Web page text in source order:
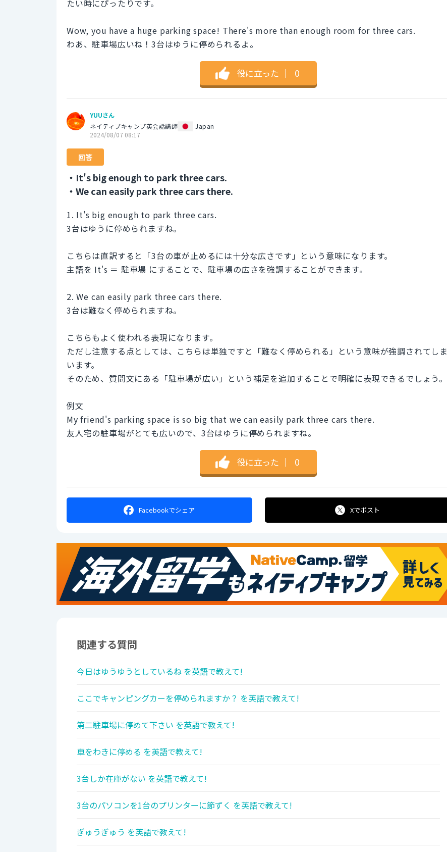
たい時にぴったりです。
Wow, you have a huge parking space! There's more than enough room for three cars.
わあ、駐車場広いね！3台はゆうに停められるよ。
役に立った ｜ 0
YUUさん
ネイティブキャンプ英会話講師
Japan
2024/08/07 08:17
回答
・It's big enough to park three cars.
・We can easily park three cars there.
1. It's big enough to park three cars.
3台はゆうに停められますね。
こちらは直訳すると「3台の車が止めるには十分な広さです」という意味になります。
主語を It's ＝ 駐車場 にすることで、駐車場の広さを強調することができます。
2. We can easily park three cars there.
3台は難なく停められますね。
こちらもよく使われる表現になります。
ただし注意する点としては、こちらは単独ですと「難なく停められる」という意味が強調されてしま
います。
そのため、質問文にある「駐車場が広い」という補足を追加することで明確に表現できるでしょう。
例文
My friend's parking space is so big that we can easily park three cars there.
友人宅の駐車場がとても広いので、3台はゆうに停められますね。
役に立った ｜ 0
Facebookでシェア Xでポスト
関連する質問
今日はゆうゆうとしているね を英語で教えて!
ここでキャンピングカーを停められますか？ を英語で教えて!
第二駐車場に停めて下さい を英語で教えて!
車をわきに停める を英語で教えて!
3台しか在庫がない を英語で教えて!
3台のパソコンを1台のプリンターに節ずく を英語で教えて!
ぎゅうぎゅう を英語で教えて!